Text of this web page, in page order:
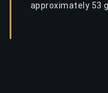
approximately 53